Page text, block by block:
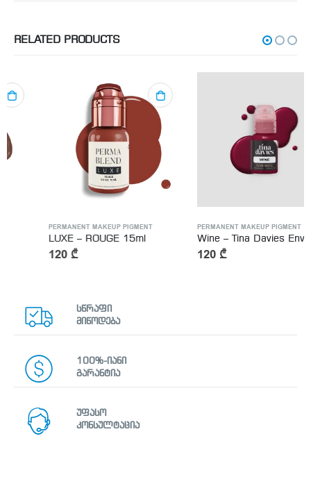
RELATED PRODUCTS
PERMANENT MAKEUP PIGMENT
LUXE – ROUGE 15ml
PERMANENT MAKEUP PIGMENT
Wine – Tina Davies Envy Lip – 15ml
სწრაფი
მიწოდება
100%-იანი
გარანტია
უფასო
კონსულტაცია